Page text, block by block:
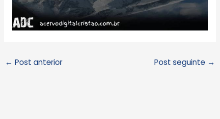
← Post anterior Post seguinte →